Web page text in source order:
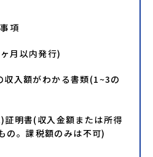
項
月以内発行)
入額がわかる書類(1~3の
明書(収入金額または所得
の。課税額のみは不可)